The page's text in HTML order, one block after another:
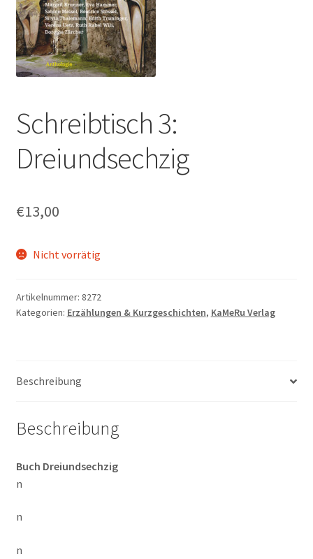
Schreibtisch 3:
Dreiundsechzig
€13,00
Nicht vorrätig
Artikelnummer: 8272
Kategorien: Erzählungen & Kurzgeschichten, KaMeRu Verlag
Beschreibung
Beschreibung
Buch Dreiundsechzig
n
n
n